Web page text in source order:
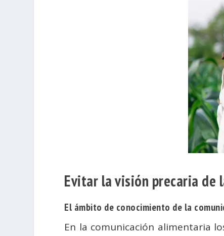
Evitar la visión precaria de
El ámbito de conocimiento de la
En la comunicación alimentaria